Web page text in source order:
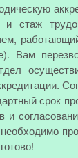
и стаж
Вам
срок
и